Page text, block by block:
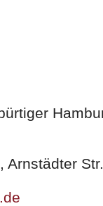
Arnstädter